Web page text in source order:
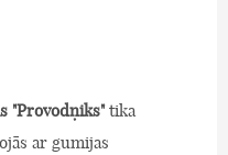
"Provodņiks"tika
ar gumijas